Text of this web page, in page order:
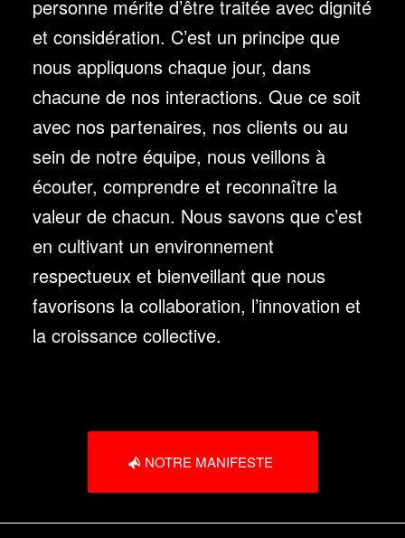
personne mérite d’être traitée avec dignité
et considération. C’est un principe que
nous appliquons chaque jour, dans
chacune de nos interactions. Que ce soit
avec nos partenaires, nos clients ou au
sein de notre équipe, nous veillons à
écouter, comprendre et reconnaître la
valeur de chacun. Nous savons que c’est
en cultivant un environnement
respectueux et bienveillant que nous
favorisons la collaboration, l’innovation et
la croissance collective.
NOTRE MANIFESTE